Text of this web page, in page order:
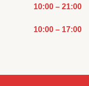
10:00 – 21:00
10:00 – 17:00